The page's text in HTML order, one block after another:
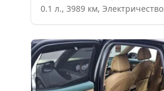
0.1 л., 3989 км, Электричество